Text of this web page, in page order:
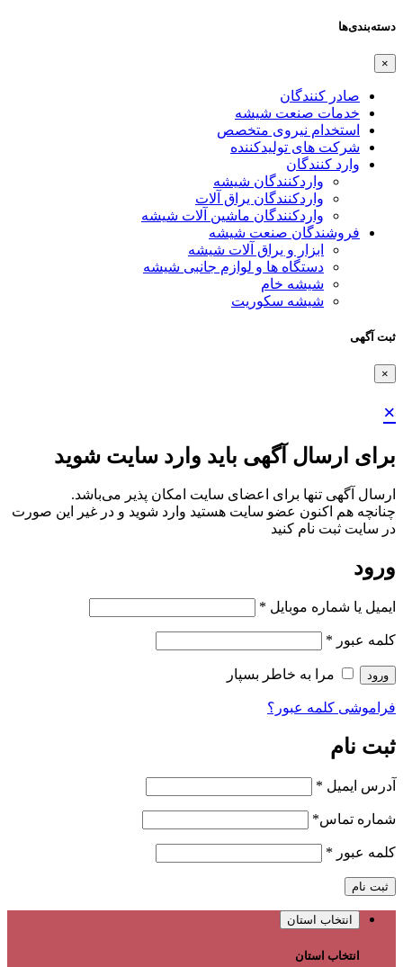
دسته‌بندی‌ها
×
صادر کنندگان
خدمات صنعت شیشه
استخدام نیروی متخصص
شرکت های تولیدکننده
وارد کنندگان
واردکنندگان شیشه
واردکنندگان یراق آلات
واردکنندگان ماشین آلات شیشه
فروشندگان صنعت شیشه
ابزار و یراق آلات شیشه
دستگاه ها و لوازم جانبی شیشه
شیشه خام
شیشه سکوریت
ثبت آگهی
×
×
برای ارسال آگهی باید وارد سایت شوید
ارسال آگهی تنها برای اعضای سایت امکان پذیر می‌باشد.
چنانچه هم‌ اکنون عضو سایت هستید وارد شوید و در غیر این صورت
در سایت ثبت نام کنید
ورود
ایمیل یا شماره موبایل *
کلمه عبور *
ورود مرا به خاطر بسپار
فراموشی کلمه عبور؟
ثبت نام
آدرس ایمیل *
شماره تماس*
کلمه عبور *
ثبت نام
انتخاب استان
انتخاب استان